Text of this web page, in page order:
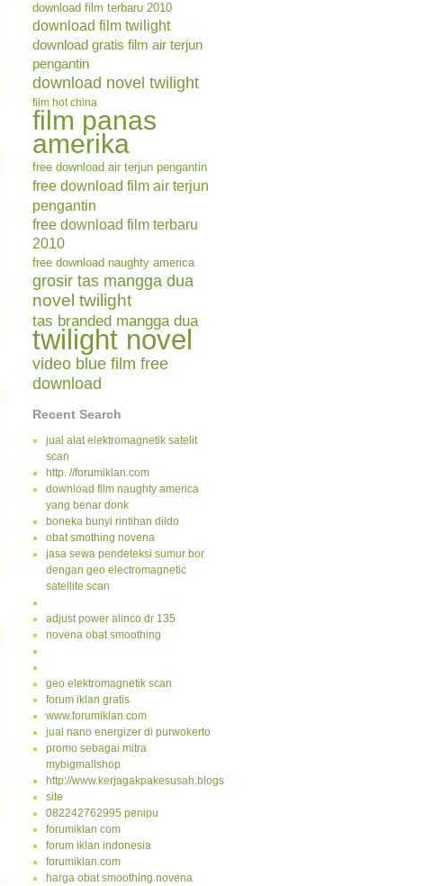
download film terbaru 2010
download film twilight
download gratis film air terjun
pengantin
download novel twilight
film hot china
film panas
amerika
free download air terjun pengantin
free download film air terjun
pengantin
free download film terbaru
2010
free download naughty america
grosir tas mangga dua
novel twilight
tas branded mangga dua
twilight novel
video blue film free
download
Recent Search
jual alat elektromagnetik satelit
scan
http. //forumiklan.com
download film naughty america
yang benar donk
boneka bunyi rintihan dildo
obat smothing novena
jasa sewa pendeteksi sumur bor
dengan geo electromagnetic
satellite scan
adjust power alinco dr 135
novena obat smoothing
geo elektromagnetik scan
forum iklan gratis
www.forumiklan.com
jual nano energizer di purwokerto
promo sebagai mitra
mybigmallshop
http://www.kerjagakpakesusah.blogspot.com/
site
082242762995 penipu
forumiklan com
forum iklan indonesia
forumiklan.com
harga obat smoothing novena